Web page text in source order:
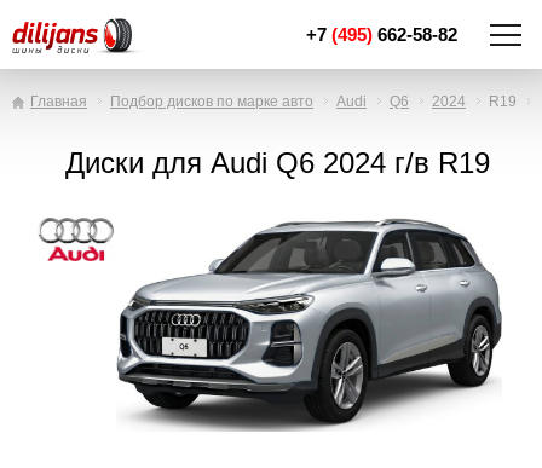
+7 (495) 662-58-82
Главная Подбор дисков по марке авто Audi Q6 2024 R19
Диски для Audi Q6 2024 г/в R19